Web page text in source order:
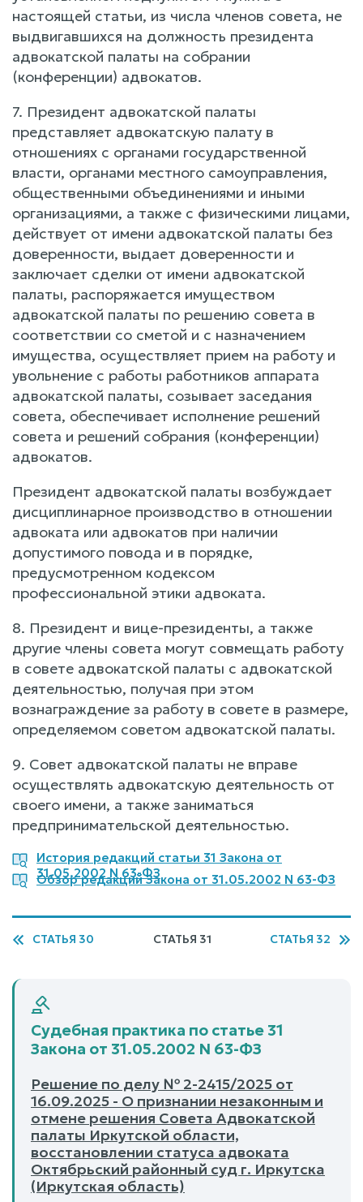
настоящей статьи, из числа членов совета, не
выдвигавшихся на должность президента
адвокатской палаты на собрании
(конференции) адвокатов.
7. Президент адвокатской палаты
представляет адвокатскую палату в
отношениях с органами государственной
власти, органами местного самоуправления,
общественными объединениями и иными
организациями, а также с физическими лицами,
действует от имени адвокатской палаты без
доверенности, выдает доверенности и
заключает сделки от имени адвокатской
палаты, распоряжается имуществом
адвокатской палаты по решению совета в
соответствии со сметой и с назначением
имущества, осуществляет прием на работу и
увольнение с работы работников аппарата
адвокатской палаты, созывает заседания
совета, обеспечивает исполнение решений
совета и решений собрания (конференции)
адвокатов.
Президент адвокатской палаты возбуждает
дисциплинарное производство в отношении
адвоката или адвокатов при наличии
допустимого повода и в порядке,
предусмотренном кодексом
профессиональной этики адвоката.
8. Президент и вице-президенты, а также
другие члены совета могут совмещать работу
в совете адвокатской палаты с адвокатской
деятельностью, получая при этом
вознаграждение за работу в совете в размере,
определяемом советом адвокатской палаты.
9. Совет адвокатской палаты не вправе
осуществлять адвокатскую деятельность от
своего имени, а также заниматься
предпринимательской деятельностью.
История редакций статьи 31 Закона от
31.05.2002 N 63-ФЗ
Обзор редакций Закона от 31.05.2002 N 63-ФЗ
СТАТЬЯ 30 СТАТЬЯ 31 СТАТЬЯ 32
Судебная практика по статье 31
Закона от 31.05.2002 N 63-ФЗ
Решение по делу № 2-2415/2025 от
16.09.2025 - О признании незаконным и
отмене решения Совета Адвокатской
палаты Иркутской области,
восстановлении статуса адвоката
Октябрьский районный суд г. Иркутска
(Иркутская область)